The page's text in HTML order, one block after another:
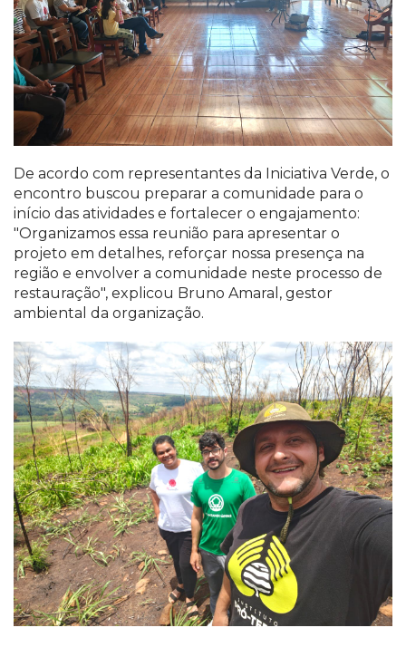
De acordo com representantes da Iniciativa Verde, o
encontro buscou preparar a comunidade para o
início das atividades e fortalecer o engajamento:
"Organizamos essa reunião para apresentar o
projeto em detalhes, reforçar nossa presença na
região e envolver a comunidade neste processo de
restauração", explicou Bruno Amaral, gestor
ambiental da organização.